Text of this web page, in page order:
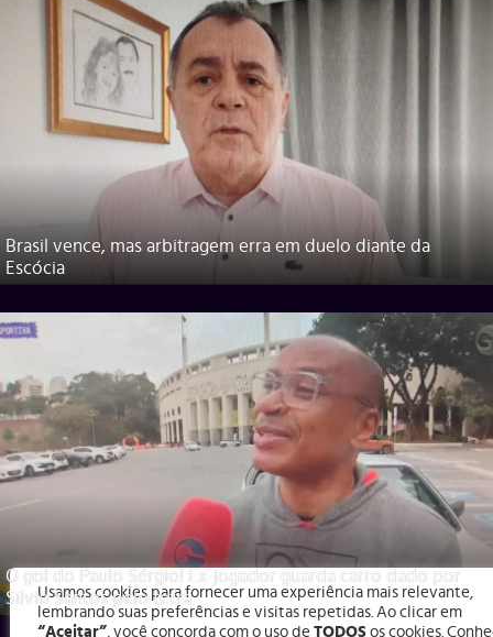
Brasil vence, mas arbitragem erra em duelo diante da
Escócia
O gol do Paulo Sérgio! Ex-jogador guarda carro dado por
Silvio Santos pelo tetra
Usamos cookies para fornecer uma experiência mais relevante,
lembrando suas preferências e visitas repetidas. Ao clicar em
“Aceitar”, você concorda com o uso de TODOSos cookies.